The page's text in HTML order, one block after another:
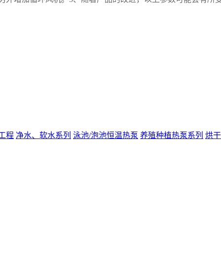
程 净水、软水系列 泳池/泡池恒温热泵 养殖种植热泵系列 烘